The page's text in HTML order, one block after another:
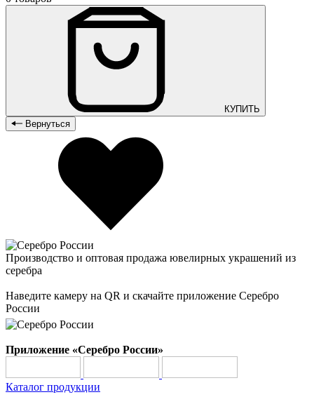
КУПИТЬ
Вернуться
Производство и оптовая продажа ювелирных украшений из
серебра
Наведите камеру на QR и скачайте приложение Серебро
России
Приложение «Серебро России»
Каталог продукции